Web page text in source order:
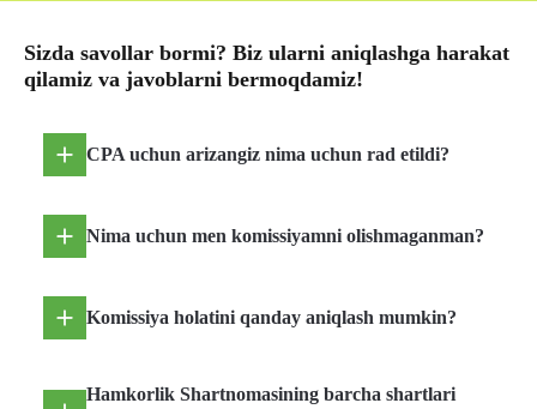
Sizda savollar bormi? Biz ularni aniqlashga harakat
qilamiz va javoblarni bermoqdamiz!
CPA uchun arizangiz nima uchun rad etildi?
Nima uchun men komissiyamni olishmaganman?
Komissiya holatini qanday aniqlash mumkin?
Hamkorlik Shartnomasining barcha shartlari